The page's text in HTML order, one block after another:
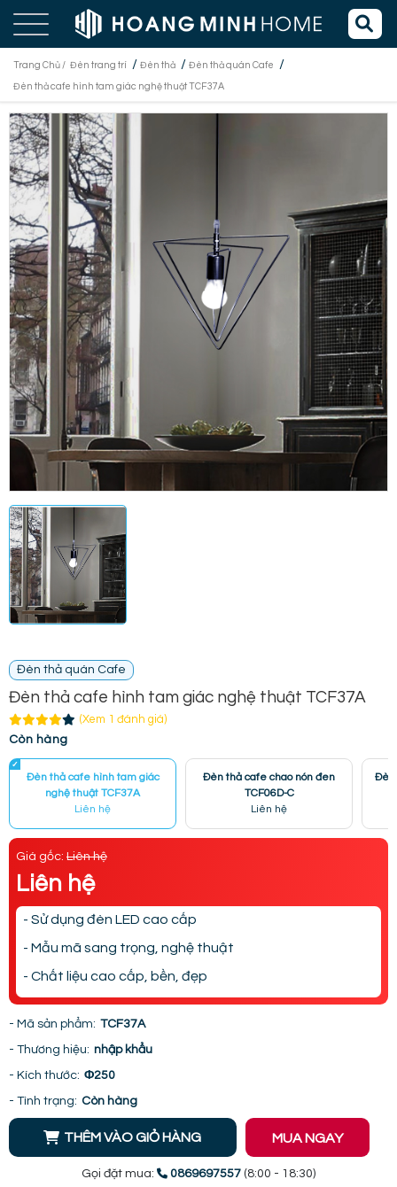
Trang Chủ / Đèn trang trí / Đèn thả / Đèn thả quán Cafe /
Đèn thả cafe hình tam giác nghệ thuật TCF37A
Đèn thả quán Cafe
Đèn thả cafe hình tam giác nghệ thuật TCF37A
(Xem 1 đánh giá)
Còn hàng
Đèn thả cafe hình tam giác
nghệ thuật TCF37A
Liên hệ
Đèn thả cafe chao nón đen
TCF06D-C
Liên hệ
Đèn
Giá gốc: Liên hệ
Liên hệ
- Sử dụng đèn LED cao cấp
- Mẫu mã sang trọng, nghệ thuật
- Chất liệu cao cấp, bền, đẹp
- Mã sản phẩm: TCF37A
- Thương hiệu: nhập khẩu
- Kích thước: Φ250
- Tình trạng: Còn hàng
THÊM VÀO GIỎ HÀNG MUA NGAY
Gọi đặt mua: 0869697557 (8:00 - 18:30)